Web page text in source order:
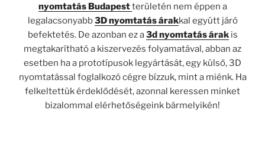
nyomtatás Budapestterületén nem éppen a
legalacsonyabb3D nyomtatás árakkal együtt járó
befektetés. De azonban ez a3d nyomtatás árakis
megtakarítható a kiszervezés folyamatával, abban az
esetben ha a prototípusok legyártását, egy külső, 3D
nyomtatással foglalkozó cégre bízzuk, mint a miénk. Ha
felkeltettük érdeklődését, azonnal keressen minket
bizalommal elérhetőségeink bármelyikén!